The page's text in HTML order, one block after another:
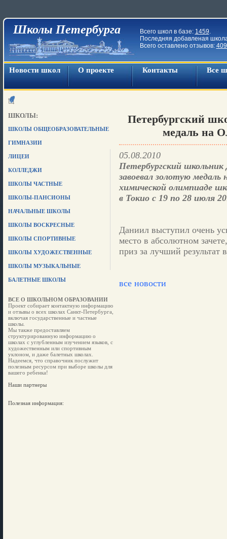
Школы Петербурга Всего школ в базе: 1459.
Последняя добавленая
Всего оставлено отзывов:
Новости школ О проекте Контакты Все
ШКОЛЫ:
ШКОЛЫ ОБЩЕОБРАЗОВАТЕЛЬНЫЕ
ГИМНАЗИИ
ЛИЦЕИ
КОЛЛЕДЖИ
ШКОЛЫ ЧАСТНЫЕ
ШКОЛЫ-ПАНСИОНЫ
НАЧАЛЬНЫЕ ШКОЛЫ
ШКОЛЫ ВОСКРЕСНЫЕ
ШКОЛЫ СПОРТИВНЫЕ
ШКОЛЫ ХУДОЖЕСТВЕННЫЕ
ШКОЛЫ МУЗЫКАЛЬНЫЕ
БАЛЕТНЫЕ ШКОЛЫ
ВСЕ О ШКОЛЬНОМ ОБРАЗОВАНИИ
Проект собирает контактную информацию
и отзывы о всех школах Санкт-Петербурга,
включая государственные и частные
школы.
Мы также предоставляем
структурированную информацию о
школах с углубленным изучением языков, с
художественным или спортивным
уклоном, и даже балетных школах.
Надеемся, что справочник послужит
полезным ресурсом при выборе школы для
вашего ребенка!
Наши партнеры
Полезная информация:
Петербургский
медаль на
05.08.2010
Петербургский
завоевал золотую
химической олимпиаде
в Токио с 19 по 28 июля
Даниил выступил очень
место в абсолютном
приз за лучший
все новости